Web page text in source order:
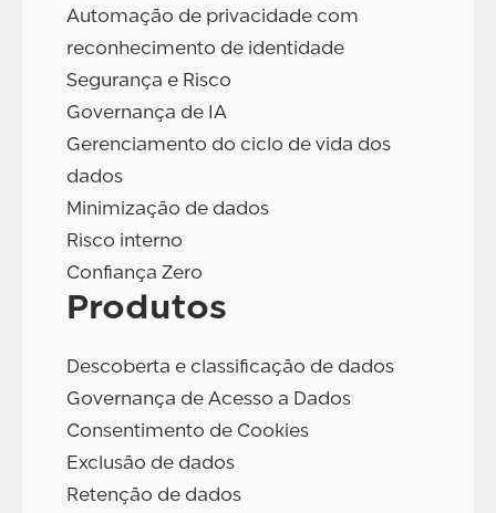
Automação de privacidade com
reconhecimento de identidade
Segurança e Risco
Governança de IA
Gerenciamento do ciclo de vida dos
dados
Minimização de dados
Risco interno
Confiança Zero
Produtos
Descoberta e classificação de dados
Governança de Acesso a Dados
Consentimento de Cookies
Exclusão de dados
Retenção de dados